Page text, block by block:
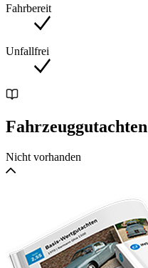
Fahrbereit
Unfallfrei
Fahrzeuggutachten
Nicht vorhanden